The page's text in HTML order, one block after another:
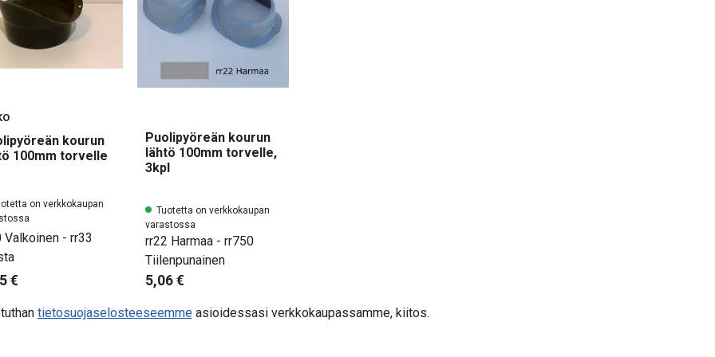
kourun
100mm torvelle
on verkkokaupan
Valkoinen - rr33
€
Puolipyöreän kourun
lähtö 100mm torvelle,
3kpl
Tuotetta on verkkokaupan
varastossa
rr22 Harmaa - rr750
Tiilenpunainen
5,06 €
tietosuojaselosteeseemmeasioidessasi verkkokaupassamme, kiitos.